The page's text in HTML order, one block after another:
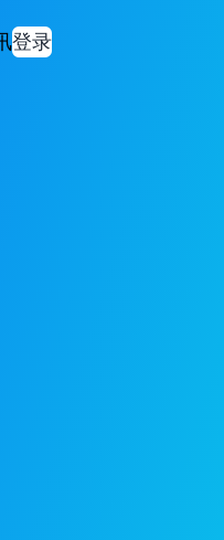
登录